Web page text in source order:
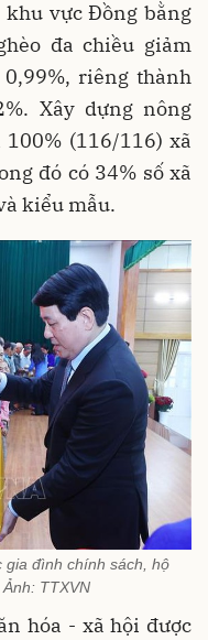
vực Đồng bằng
đa chiều giảm
riêng thành
Xây dựng nông
(116/116) xã
đó có 34% số xã
kiểu mẫu.
gia đình chính sách, hộ
TTXVN
hóa - xã hội được